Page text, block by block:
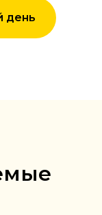
день